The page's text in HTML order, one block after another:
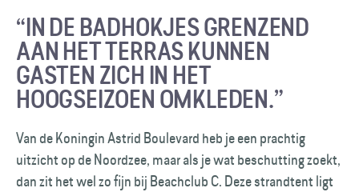
“IN DE BADHOKJES GRENZEND
AAN HET TERRAS KUNNEN
GASTEN ZICH IN HET
HOOGSEIZOEN OMKLEDEN.”
Van de Koningin Astrid Boulevard heb je een prachtig
uitzicht op de Noordzee, maar als je wat beschutting zoekt,
dan zit het wel zo fijn bij Beachclub C. Deze strandtent ligt